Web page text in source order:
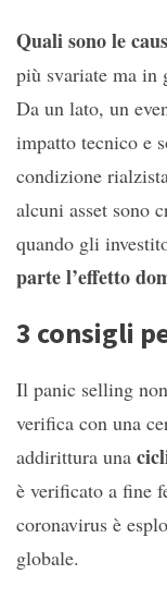
Quali sono le
più svariate ma in
Da un lato, un
impatto tecnico e
condizione
alcuni asset sono
quando gli
parte l’effetto
3 consigli
Il panic selling
verifica con una
addirittura una
è verificato a fine
coronavirus è
globale.